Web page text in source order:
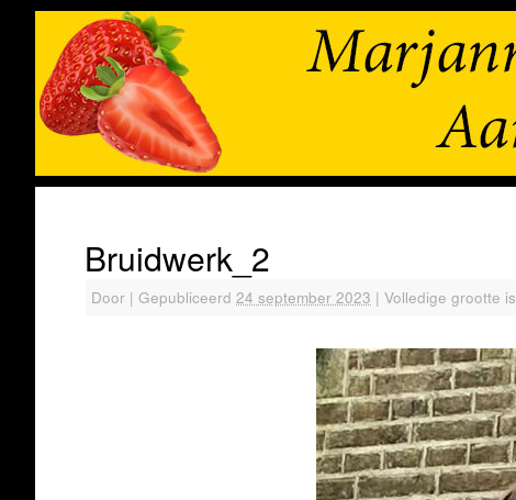
Bruidwerk_2
Door | Gepubliceerd 24 september 2023 | Volledige grootte is